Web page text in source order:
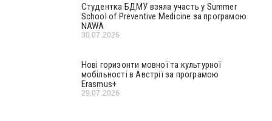
Студентка БДМУ взяла участь у Summer
School of Preventive Medicine за програмою
NAWA
30.07.2026
Нові горизонти мовної та культурної
мобільності в Австрії за програмою
Erasmus+
29.07.2026